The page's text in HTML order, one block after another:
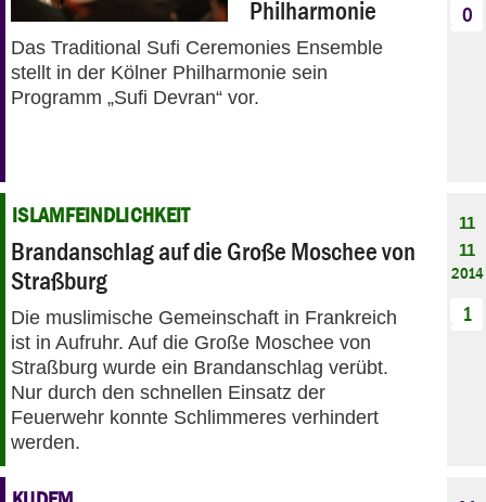
Philharmonie
Das Traditional Sufi Ceremonies Ensemble
stellt in der Kölner Philharmonie sein
Programm „Sufi Devran“ vor.
0
ISLAMFEINDLICHKEIT
Brandanschlag auf die Große Moschee von
Straßburg
Die muslimische Gemeinschaft in Frankreich
ist in Aufruhr. Auf die Große Moschee von
Straßburg wurde ein Brandanschlag verübt.
Nur durch den schnellen Einsatz der
Feuerwehr konnte Schlimmeres verhindert
werden.
11
11
2014
1